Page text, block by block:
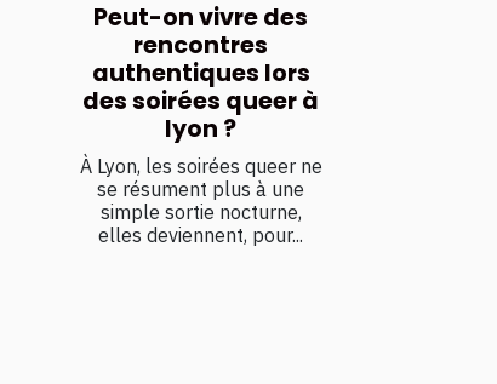
Peut-on vivre des
rencontres
authentiques lors
des soirées queer à
lyon ?
À Lyon, les soirées queer ne
se résument plus à une
simple sortie nocturne,
elles deviennent, pour...